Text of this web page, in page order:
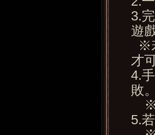
3.
遊
※
才
4.
敗。
※
5.